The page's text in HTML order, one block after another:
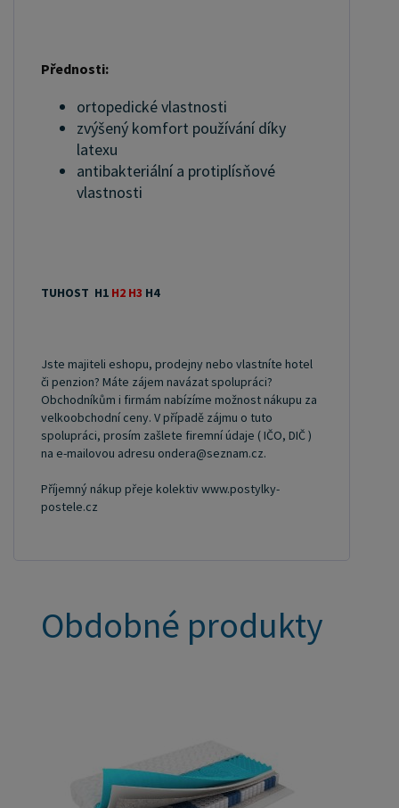
Přednosti:
ortopedické vlastnosti
zvýšený komfort používání díky
latexu
antibakteriální a protiplísňové
vlastnosti
TUHOST H1 H2 H3 H4
Jste majiteli eshopu, prodejny nebo vlastníte hotel
či penzion? Máte zájem navázat spolupráci?
Obchodníkům i firmám nabízíme možnost nákupu za
velkoobchodní ceny. V případě zájmu o tuto
spolupráci, prosím zašlete firemní údaje ( IČO, DIČ )
na e-mailovou adresu ondera@seznam.cz.
Příjemný nákup přeje kolektiv www.postylky-
postele.cz
Obdobné produkty